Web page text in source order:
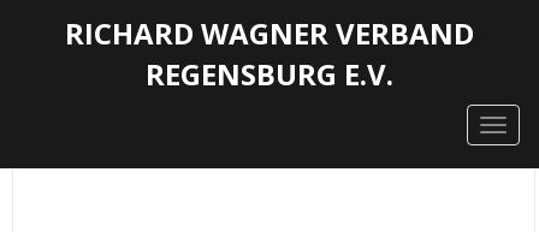
RICHARD WAGNER VERBAND
REGENSBURG E.V.